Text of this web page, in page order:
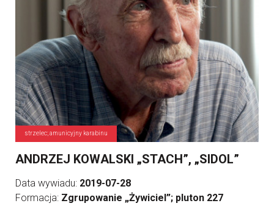
strzelec; amunicyjny karabinu
ANDRZEJ KOWALSKI „STACH”, „SIDOL”
Data wywiadu: 2019-07-28
Formacja: Zgrupowanie „Żywiciel”; pluton 227